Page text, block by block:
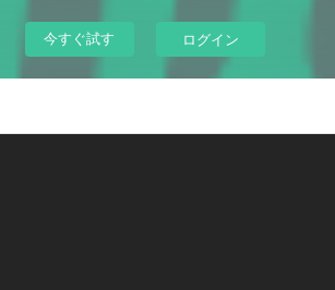
今すぐ試す ログイン